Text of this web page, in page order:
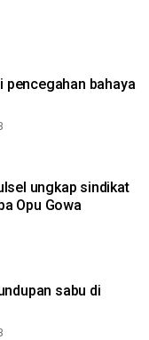
pencegahan bahaya
ungkap sindikat
Opu Gowa
sabu di